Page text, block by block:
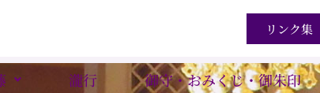
リンク集
瀧行 御守・おみくじ・御朱印